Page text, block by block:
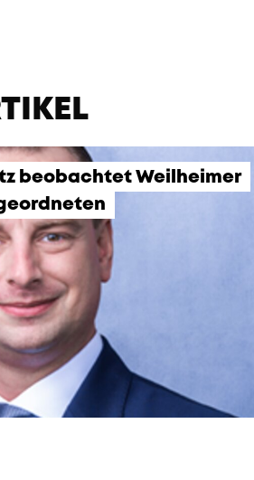
beobachtet Weilheimer